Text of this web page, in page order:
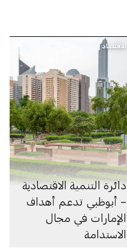
الاقتصاد
دائرة التنمية الاقتصادية
– أبوظبي تدعم أهداف
الإمارات في مجال
الاستدامة